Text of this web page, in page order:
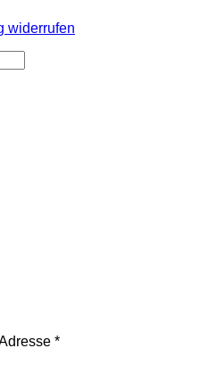
widerrufen
*Erforderlich